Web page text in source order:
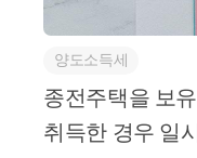
고 하더라도 신규주
신규주택 둘 중 하
면 신규주택을 취득
니다.​따라서 지금 조
득일 당시에 조정대
문일시적 1가구 2주
도를 7월23일까지
천만원만 잔금으로
23일 이후에 받을
일로 해두면 양도 기
양도소득세
종전주택을 보
취득한 경우 일